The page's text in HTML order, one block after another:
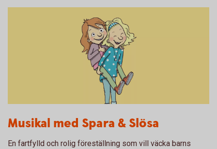
Musikal med Spara & Slösa
En fartfylld och rolig föreställning som vill väcka barns